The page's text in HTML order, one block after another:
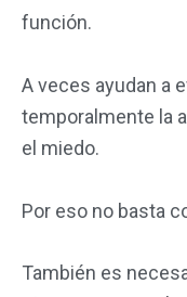
función.
A veces ayudan a
temporalmente la
el miedo.
Por eso no basta
También es